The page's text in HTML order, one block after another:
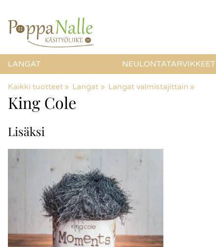
LANGAT NEULONTATARVIKKEET
Kaikki tuotteet ‪» Langat ‪» Langat valmistajittain ‪»
King Cole
Lisäksi